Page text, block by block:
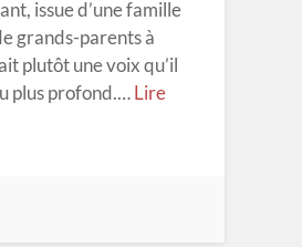
issue d’une famille
grands-parents à
plutôt une voix qu’il
plus profond.…Lire